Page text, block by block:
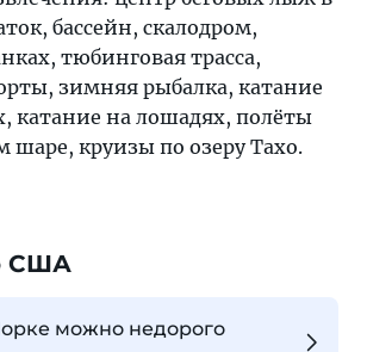
бассейн, скалодром,
тюбинговая трасса,
зимняя рыбалка, катание
катание на лошадях, полёты
шаре, круизы по озеру Тахо.
США
можно недорого